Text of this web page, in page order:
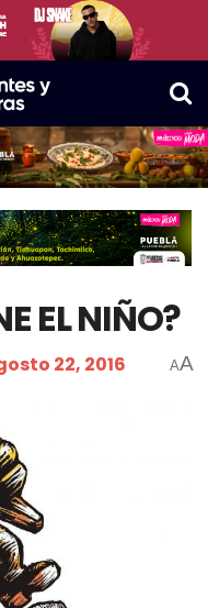
EL NIÑO?
22, 2016 AA